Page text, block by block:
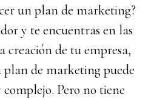
un plan de marketing?
y te encuentras en las
creación de tu empresa,
de marketing puede
Pero no tiene